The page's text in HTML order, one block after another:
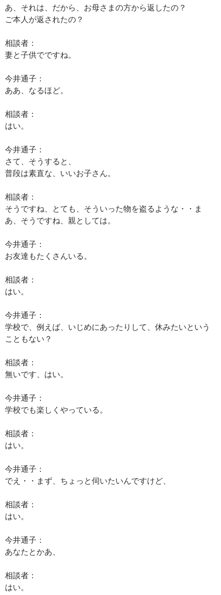
あ、それは、だから、お母さまの方から返したの？
ご本人が返されたの？
相談者：
妻と子供でですね。
今井通子：
ああ、なるほど。
相談者：
はい。
今井通子：
さて、そうすると、
普段は素直な、いいお子さん。
相談者：
そうですね、とても、そういった物を盗るような・・ま
あ、そうですね、親としては。
今井通子：
お友達もたくさんいる。
相談者：
はい。
今井通子：
学校で、例えば、いじめにあったりして、休みたいという
こともない？
相談者：
無いです、はい。
今井通子：
学校でも楽しくやっている。
相談者：
はい。
今井通子：
でえ・・まず、ちょっと伺いたいんですけど、
相談者：
はい。
今井通子：
あなたとかあ、
相談者：
はい。